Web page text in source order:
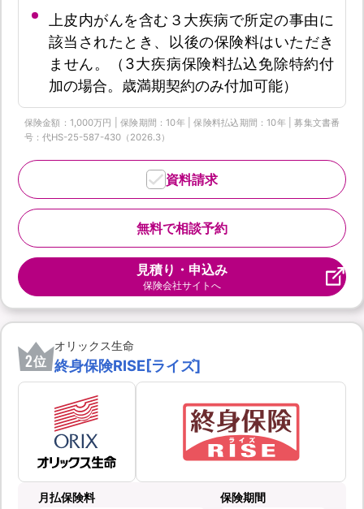
上皮内がんを含む３大疾病で所定の事由に
該当されたとき、以後の保険料はいただき
ません。（3大疾病保険料払込免除特約付
加の場合。歳満期契約のみ付加可能）
保険金額：1,000万円 | 保険期間：10年 | 保険料払込期間：10年 | 募集文書番
号：代HS-25-587-430（2026.3）
無料で相談予約
資料請求
見積り・申込み
保険会社サイトへ
2位
オリックス生命
終身保険RISE[ライズ]
月払保険料 保険期間